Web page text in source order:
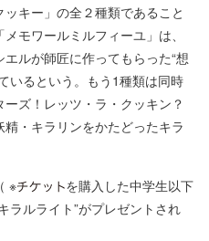
キー」の全２種類であること
モワールミルフィーユ」は、
ルが師匠に作ってもらった“想
いるという。もう1種類は同時
ズ！レッツ・ラ・クッキン？
・キラリンをかたどったキラ
※
を購入した中学生以下
ラルライト”がプレゼントされ